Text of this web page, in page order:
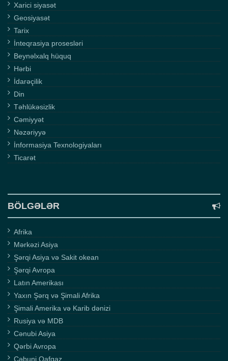
Xarici siyasət
Geosiyasət
Tarix
İnteqrasiya prosesləri
Beynəlxalq hüquq
Hərbi
İdarəçilik
Din
Təhlükəsizlik
Cəmiyyət
Nəzəriyyə
İnformasiya Texnologiyaları
Ticarət
BÖLGƏLƏR
Afrika
Mərkəzi Asiya
Şərqi Asiya və Sakit okean
Şərqi Avropa
Latın Amerikası
Yaxın Şərq və Şimali Afrika
Şimali Amerika və Karib dənizi
Rusiya və MDB
Cənubi Asiya
Qərbi Avropa
Cəbuni Qafqaz